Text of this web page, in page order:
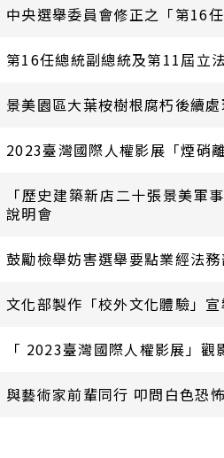
中央選舉委員會修正之「第16
第16任總統副總統及第11屆立
景美園區大葉桉樹根腐朽後續
2023臺灣國際人權影展「煙硝
「歷史建築新店二十張景美軍
說明會
鼓勵檢舉妨害選舉要點業經法
文化部製作「校外文化體驗」
「 2023臺灣國際人權影展」
與藝術家前輩同行 叩問白色恐